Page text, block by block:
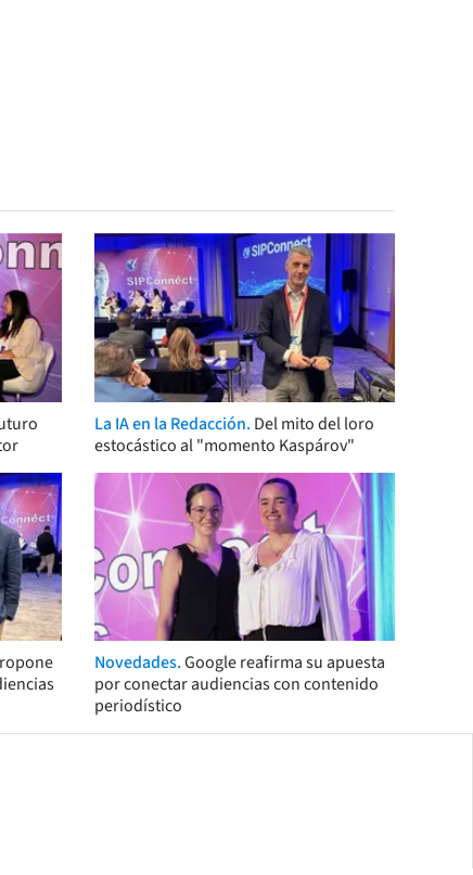
La IA en la Redacción. Del mito del loro
estocástico al "momento Kaspárov"
Novedades.Google reafirma su apuesta
por conectar audiencias con contenido
periodístico